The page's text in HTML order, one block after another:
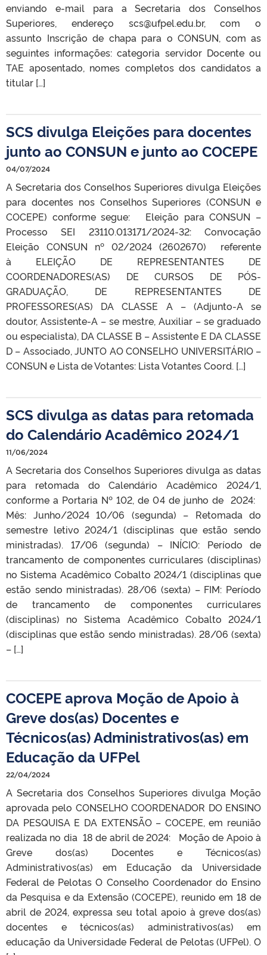
enviando e-mail para a Secretaria dos Conselhos
Superiores, endereço scs@ufpel.edu.br, com o
assunto Inscrição de chapa para o CONSUN, com as
seguintes informações: categoria servidor Docente ou
TAE aposentado, nomes completos dos candidatos a
titular […]
SCS divulga Eleições para docentes
junto ao CONSUN e junto ao COCEPE
04/07/2024
A Secretaria dos Conselhos Superiores divulga Eleições
para docentes nos Conselhos Superiores (CONSUN e
COCEPE) conforme segue: Eleição para CONSUN –
Processo SEI 23110.013171/2024-32: Convocação
Eleição CONSUN nº 02/2024 (2602670) referente
à ELEIÇÃO DE REPRESENTANTES DE
COORDENADORES(AS) DE CURSOS DE PÓS-
GRADUAÇÃO, DE REPRESENTANTES DE
PROFESSORES(AS) DA CLASSE A – (Adjunto-A se
doutor, Assistente-A – se mestre, Auxiliar – se graduado
ou especialista), DA CLASSE B – Assistente E DA CLASSE
D – Associado, JUNTO AO CONSELHO UNIVERSITÁRIO –
CONSUN e Lista de Votantes: Lista Votantes Coord. […]
SCS divulga as datas para retomada
do Calendário Acadêmico 2024/1
11/06/2024
A Secretaria dos Conselhos Superiores divulga as datas
para retomada do Calendário Acadêmico 2024/1,
conforme a Portaria Nº 102, de 04 de junho de 2024:
Mês: Junho/2024 10/06 (segunda) – Retomada do
semestre letivo 2024/1 (disciplinas que estão sendo
ministradas). 17/06 (segunda) – INÍCIO: Período de
trancamento de componentes curriculares (disciplinas)
no Sistema Acadêmico Cobalto 2024/1 (disciplinas que
estão sendo ministradas). 28/06 (sexta) – FIM: Período
de trancamento de componentes curriculares
(disciplinas) no Sistema Acadêmico Cobalto 2024/1
(disciplinas que estão sendo ministradas). 28/06 (sexta)
– […]
COCEPE aprova Moção de Apoio à
Greve dos(as) Docentes e
Técnicos(as) Administrativos(as) em
Educação da UFPel
22/04/2024
A Secretaria dos Conselhos Superiores divulga Moção
aprovada pelo CONSELHO COORDENADOR DO ENSINO
DA PESQUISA E DA EXTENSÃO – COCEPE, em reunião
realizada no dia 18 de abril de 2024: Moção de Apoio à
Greve dos(as) Docentes e Técnicos(as)
Administrativos(as) em Educação da Universidade
Federal de Pelotas O Conselho Coordenador do Ensino
da Pesquisa e da Extensão (COCEPE), reunido em 18 de
abril de 2024, expressa seu total apoio à greve dos(as)
docentes e técnicos(as) administrativos(as) em
educação da Universidade Federal de Pelotas (UFPel). O